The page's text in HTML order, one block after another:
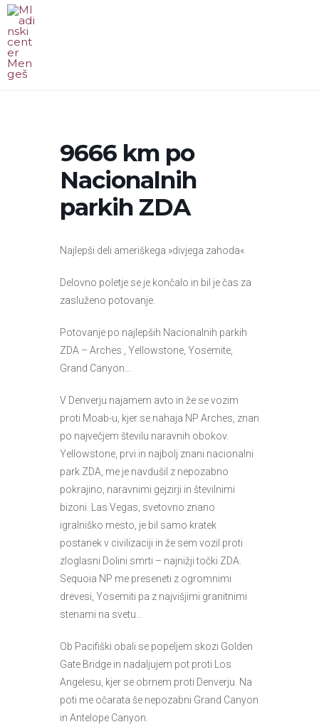
content
9666 km po
Nacionalnih
parkih ZDA
Najlepši deli ameriškega »divjega zahoda«
Delovno poletje se je končalo in bil je čas za
zasluženo potovanje.
Potovanje po najlepših Nacionalnih parkih
ZDA – Arches , Yellowstone, Yosemite,
Grand Canyon…
V Denverju najamem avto in že se vozim
proti Moab-u, kjer se nahaja NP Arches, znan
po največjem številu naravnih obokov.
Yellowstone, prvi in najbolj znani nacionalni
park ZDA, me je navdušil z nepozabno
pokrajino, naravnimi gejzirji in številnimi
bizoni. Las Vegas, svetovno znano
igralniško mesto, je bil samo kratek
postanek v civilizaciji in že sem vozil proti
zloglasni Dolini smrti – najnižji točki ZDA.
Sequoia NP me preseneti z ogromnimi
drevesi, Yosemiti pa z najvišjimi granitnimi
stenami na svetu…
Ob Pacifiški obali se popeljem skozi Golden
Gate Bridge in nadaljujem pot proti Los
Angelesu, kjer se obrnem proti Denverju. Na
poti me očarata še nepozabni Grand Canyon
in Antelope Canyon.